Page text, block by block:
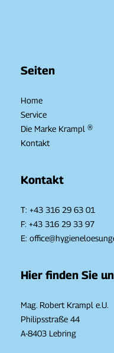
Seiten
Home
Service
Die Marke Krampl ®
Kontakt
Kontakt
T: +43 316 29 63 01
F: +43 316 29 33 97
E:
Hier finden Sie
Mag. Robert Krampl e.U.
Philipsstraße 44
A-8403 Lebring